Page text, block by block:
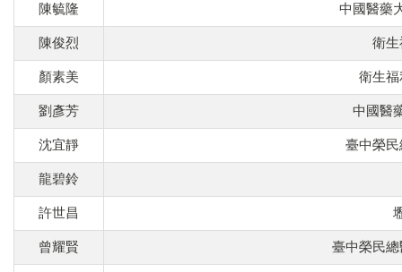
陳毓隆 中國醫藥
陳俊烈 衛生
顏素美 衛生
劉彥芳 中國醫
沈宜靜 臺中榮
龍碧鈴
許世昌
曾耀賢 臺中榮民